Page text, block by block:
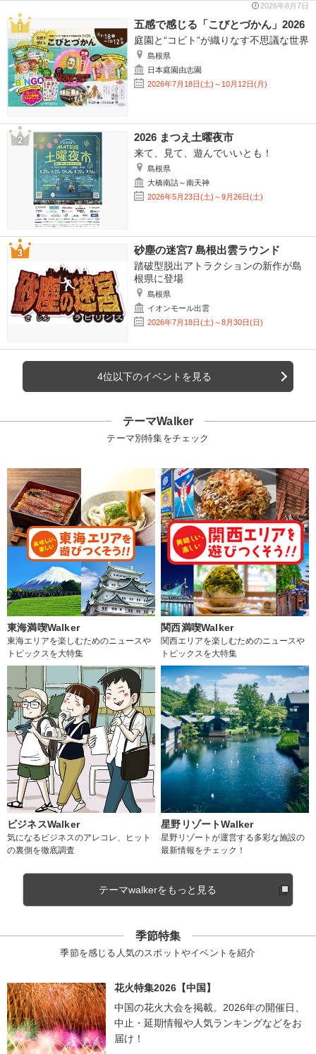
2026年8月7日
五感で感じる「こびとづかん」2026
庭園と“コビト”が織りなす不思議な世界
島根県
日本庭園由志園
2026年7月18日(土)～10月12日(月)
2026 まつえ土曜夜市
来て、見て、遊んでいいとも！
島根県
大橋南詰～南天神
2026年5月23日(土)～9月26日(土)
砂塵の迷宮7 島根出雲ラウンド
踏破型脱出アトラクションの新作が島
根県に登場
島根県
イオンモール出雲
2026年7月18日(土)～8月30日(日)
4位以下のイベントを見る
テーマWalker
テーマ別特集をチェック
東海満喫Walker
東海エリアを楽しむためのニュースや
トピックスを大特集
関西満喫Walker
関西エリアを楽しむためのニュースや
トピックスを大特集
ビジネスWalker
気になるビジネスのアレコレ、ヒット
の裏側を徹底調査
星野リゾートWalker
星野リゾートが運営する多彩な施設の
最新情報をチェック！
テーマwalkerをもっと見る
季節特集
季節を感じる人気のスポットやイベントを紹介
花火特集2026【中国】
中国の花火大会を掲載。2026年の開催日、
中止・延期情報や人気ランキングなどをお
届け！